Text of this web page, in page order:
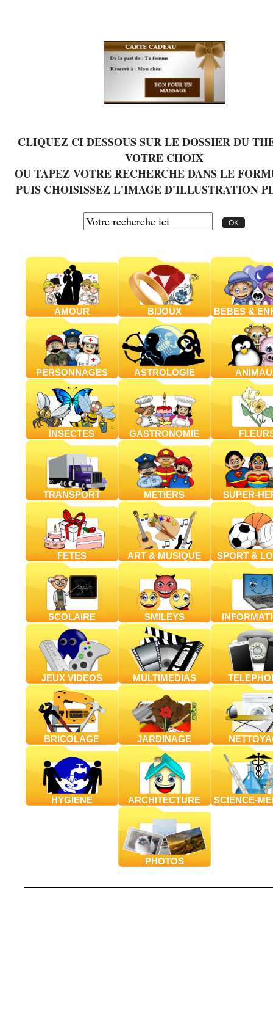
CLIQUEZ CI DESSOUS SUR LE DOSSIER DU
VOTRE CHOIX
OU TAPEZ VOTRE RECHERCHE DANS LE
PUIS CHOISISSEZ L'IMAGE D'ILLUSTRATION
AMOUR BIJOUX BEBES &
PERSONNAGES ASTROLOGIE
INSECTES GASTRONOMIE
TRANSPORT METIERS SUPER-
FETES ART & MUSIQUE SPORT &
SCOLAIRE SMILEYS
JEUX VIDEOS MULTIMEDIAS
BRICOLAGE JARDINAGE
HYGIENE ARCHITECTURE SCIENCE-
PHOTOS